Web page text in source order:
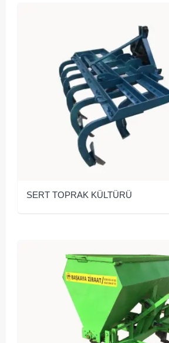
SERT TOPRAK KÜLTÜRÜ